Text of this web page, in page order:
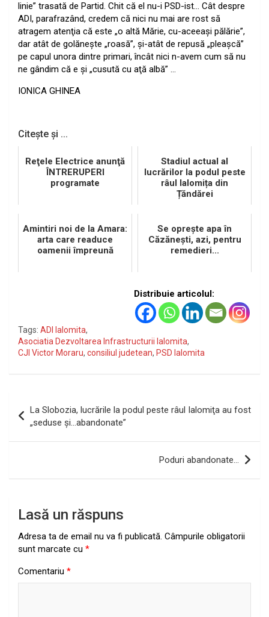
linie” trasată de Partid. Chit că el nu-i PSD-ist… Cât despre
ADI, parafrazând, credem că nici nu mai are rost să
atragem atenţia că este „o altă Mărie, cu-aceeaşi pălărie”,
dar atât de golăneşte „roasă”, şi-atât de repusă „pleaşcă”
pe capul unora dintre primari, încât nici n-avem cum să nu
ne gândim că e şi „cusută cu aţă albă” …
IONICA GHINEA
Citește și ...
Reţele Electrice anunţă
ÎNTRERUPERI
programate
Stadiul actual al
lucrărilor la podul peste
râul Ialomița din
Țăndărei
Amintiri noi de la Amara:
arta care readuce
oamenii împreună
Se opreşte apa în
Căzăneşti, azi, pentru
remedieri...
Distribuie articolul:
Tags: ADI Ialomita,
Asociatia Dezvoltarea Infrastructurii Ialomita,
CJI Victor Moraru, consiliul judetean, PSD Ialomita
în
articole
La Slobozia, lucrările la podul peste râul Ialomiţa au fost
„seduse şi…abandonate”
Poduri abandonate…
Lasă un răspuns
Adresa ta de email nu va fi publicată. Câmpurile obligatorii
sunt marcate cu *
Comentariu *